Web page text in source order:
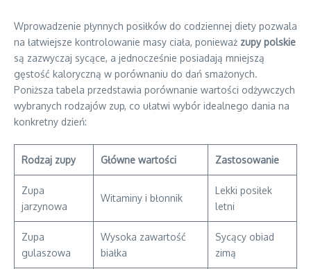
Wprowadzenie płynnych posiłków do codziennej diety pozwala
na łatwiejsze kontrolowanie masy ciała, ponieważ zupy polskie
są zazwyczaj sycące, a jednocześnie posiadają mniejszą
gęstość kaloryczną w porównaniu do dań smażonych.
Poniższa tabela przedstawia porównanie wartości odżywczych
wybranych rodzajów zup, co ułatwi wybór idealnego dania na
konkretny dzień:
Rodzaj zupy Główne wartości Zastosowanie
Zupa
jarzynowa
Witaminy i błonnik
Lekki posiłek
letni
Zupa
gulaszowa
Wysoka zawartość
białka
Sycący obiad
zimą